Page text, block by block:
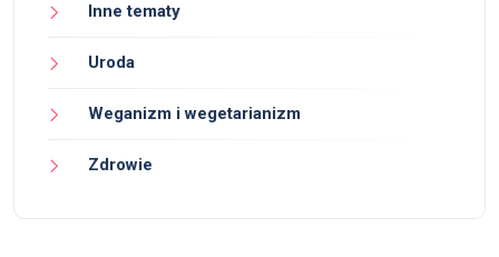
Inne tematy
Uroda
Weganizm i wegetarianizm
Zdrowie